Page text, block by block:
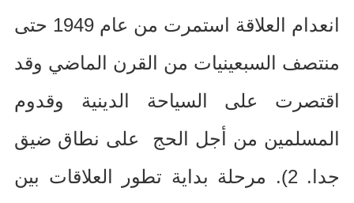
انعدام العلاقة استمرت من عام 1949 حتى
منتصف السبعينيات من القرن الماضي وقد
اقتصرت على السياحة الدينية وقدوم
المسلمين من أجل الحج على نطاق ضيق
جدا . 2).
مرحلة بداية تطور العلاقات بين